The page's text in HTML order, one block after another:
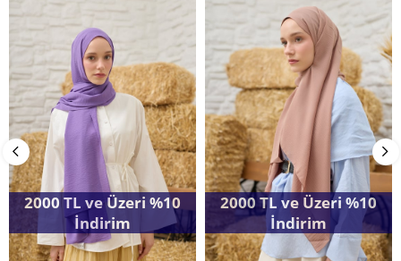
2000 TL ve Üzeri %10
İndirim
2000 TL ve Üzeri %10
İndirim